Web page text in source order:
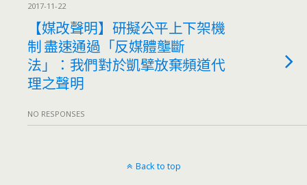
2017-11-22
【媒改聲明】研擬公平上下架機
制 盡速通過「反媒體壟斷
法」：我們對於凱擘放棄頻道代
理之聲明
NO RESPONSES
Back to top